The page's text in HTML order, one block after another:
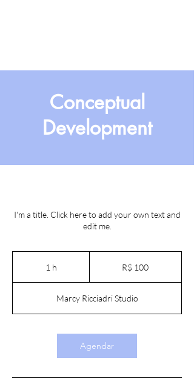
Conceptual
Development
I'm a title. Click here to add your own text and
edit me.
1 h R$ 100
Marcy Ricciadri Studio
Agendar